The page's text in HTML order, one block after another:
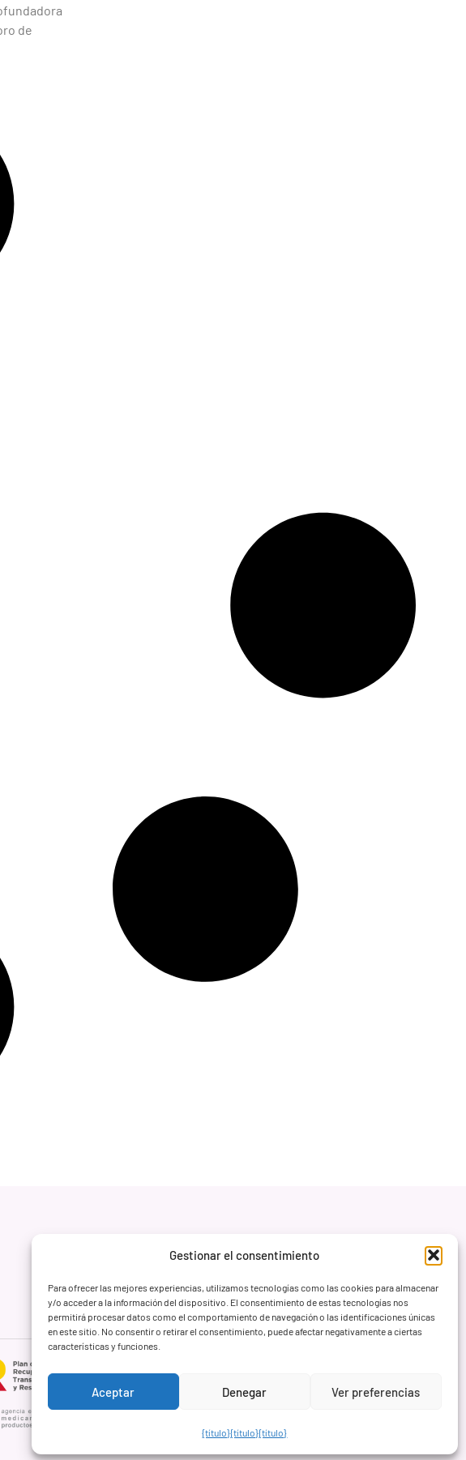
Gestionar el consentimiento
Para ofrecer las mejores experiencias, utilizamos tecnologías como las cookies para almacenar
y/o acceder a la información del dispositivo. El consentimiento de estas tecnologías nos
permitirá procesar datos como el comportamiento de navegación o las identificaciones únicas
en este sitio. No consentir o retirar el consentimiento, puede afectar negativamente a ciertas
características y funciones.
Aceptar Denegar Ver preferencias
{título}{título}{título}
de